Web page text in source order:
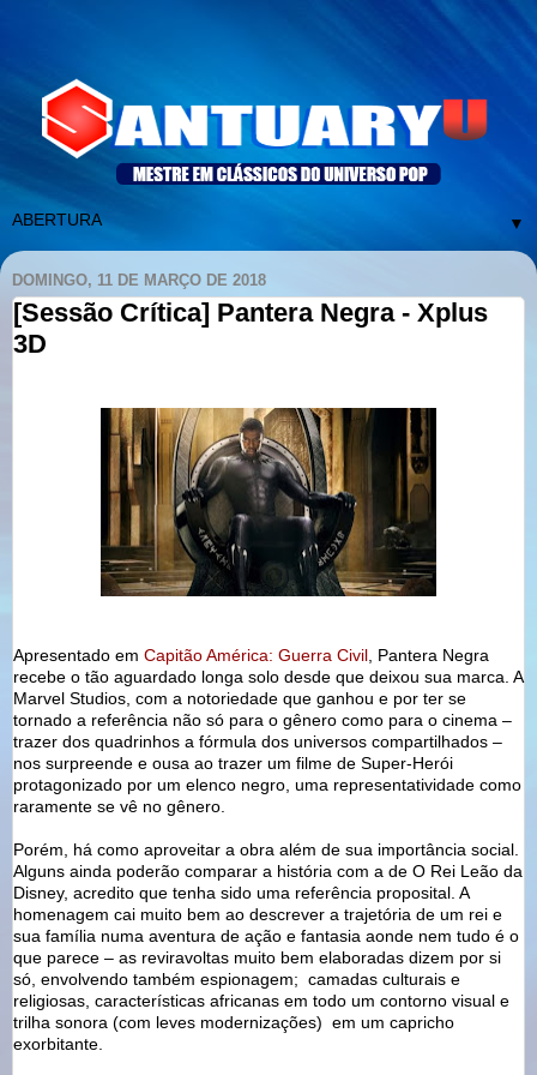
▼
DOMINGO, 11 DE MARÇO DE 2018
[Sessão Crítica] Pantera Negra - Xplus
3D
Apresentado em Capitão América: Guerra Civil , Pantera Negra
recebe o tão aguardado longa solo desde que deixou sua marca. A
Marvel Studios, com a notoriedade que ganhou e por ter se
tornado a referência não só para o gênero como para o cinema –
trazer dos quadrinhos a fórmula dos universos compartilhados –
nos surpreende e ousa ao trazer um filme de Super-Herói
protagonizado por um elenco negro, uma representatividade como
raramente se vê no gênero.
Porém, há como aproveitar a obra além de sua importância social.
Alguns ainda poderão comparar a história com a de O Rei Leão da
Disney, acredito que tenha sido uma referência proposital. A
homenagem cai muito bem ao descrever a trajetória de um rei e
sua família numa aventura de ação e fantasia aonde nem tudo é o
que parece – as reviravoltas muito bem elaboradas dizem por si
só, envolvendo também espionagem; camadas culturais e
religiosas, características africanas em todo um contorno visual e
trilha sonora (com leves modernizações) em um capricho
exorbitante.